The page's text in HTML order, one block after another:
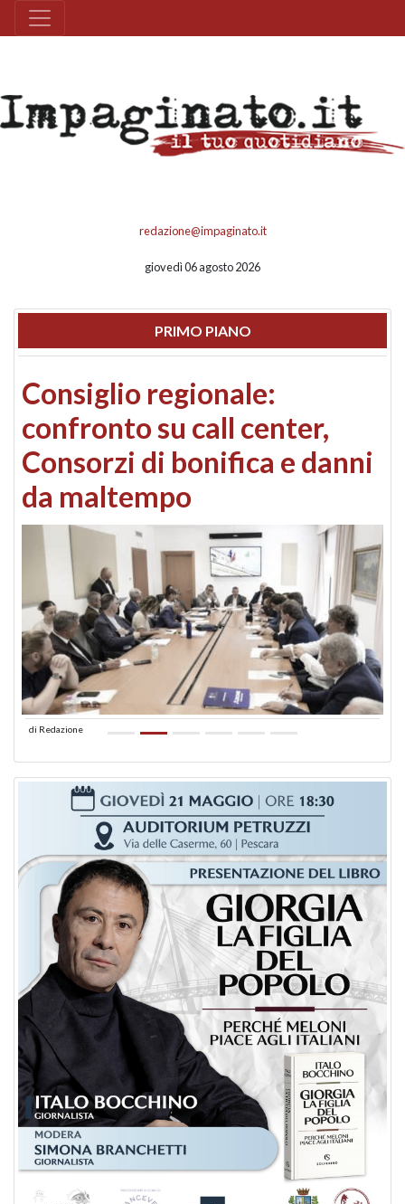
redazione@impaginato.it
giovedì 06 agosto 2026
PRIMO PIANO
Consiglio regionale:
confronto su call center,
Consorzi di bonifica e danni
da maltempo
di Redazione